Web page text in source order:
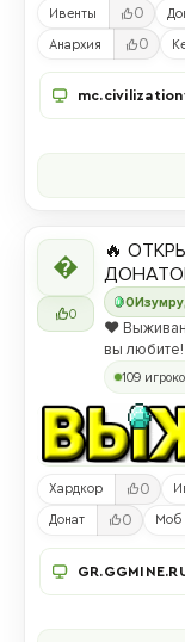
Ивенты 0
Анархия 0

0
0
🔥
❤️
вы
109
Хардкор 0
Донат 0 Моб